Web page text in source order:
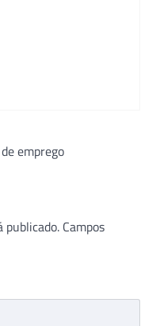
emprego
publicado. Campos